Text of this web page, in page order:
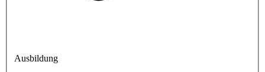
Ausbildung